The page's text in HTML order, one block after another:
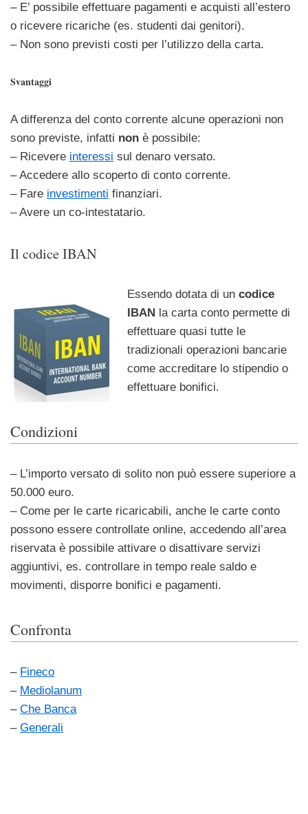
– E’ possibile effettuare pagamenti e acquisti all’estero
o ricevere ricariche (es. studenti dai genitori).
– Non sono previsti costi per l’utilizzo della carta.
Svantaggi
A differenza del conto corrente alcune operazioni non
sono previste, infatti non è possibile:
– Ricevere interessi sul denaro versato.
– Accedere allo scoperto di conto corrente.
– Fare investimenti finanziari.
– Avere un co-intestatario.
Il codice IBAN
Essendo dotata di un codice
IBAN
la carta conto permette di
effettuare quasi tutte le
tradizionali operazioni bancarie
come accreditare lo stipendio o
effettuare bonifici.
Condizioni
– L’importo versato di solito non può essere superiore a
50.000 euro.
– Come per le carte ricaricabili, anche le carte conto
possono essere controllate online, accedendo all’area
riservata è possibile attivare o disattivare servizi
aggiuntivi, es. controllare in tempo reale saldo e
movimenti, disporre bonifici e pagamenti.
Confronta
– Fineco
– Mediolanum
– Che Banca
– Generali